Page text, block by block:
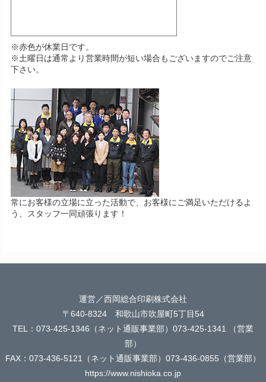
※赤色が休業日です。
※土曜日は通常より営業時間が短い場合もございますのでご注意
下さい。
常にお客様の立場に立った活動で、お客様にご満足いただけるよ
う、スタッフ一同頑張ります！
運営／西岡総合印刷株式会社
〒640-8324 和歌山市吹屋町5丁目54
TEL：073-425-1346（ネット通販事業部）073-425-1341 （営業
部）
FAX：073-436-5121（ネット通販事業部）073-436-0855（営業部）
https://www.nishioka.co.jp